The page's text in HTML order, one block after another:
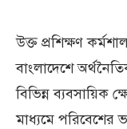
উক্ত প্রশিক্ষণ
বাংলাদেশে
বিভিন্ন ব্যবসায়িক
মাধ্যমে পরিবেশের